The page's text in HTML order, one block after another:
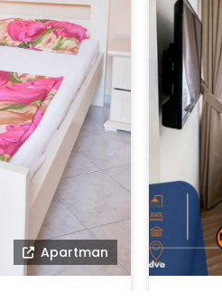
Apartman